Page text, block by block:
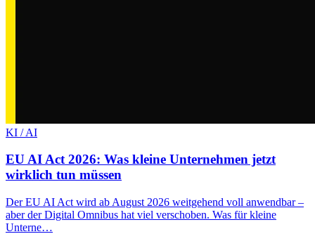
KI / AI
EU AI Act 2026: Was kleine Unternehmen jetzt
wirklich tun müssen
Der EU AI Act wird ab August 2026 weitgehend voll anwendbar –
aber der Digital Omnibus hat viel verschoben. Was für kleine
Unterne…